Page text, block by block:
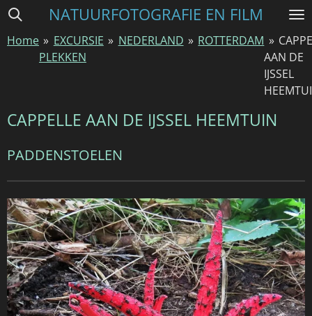
Ga
naar
NATUURFOTOGRAFIE EN FILM
Home » EXCURSIE
PLEKKEN
» NEDERLAND » ROTTERDAM »
AAN DE
IJSSEL
CAPPELLE AAN DE IJSSEL HEEMTUIN
PADDENSTOELEN